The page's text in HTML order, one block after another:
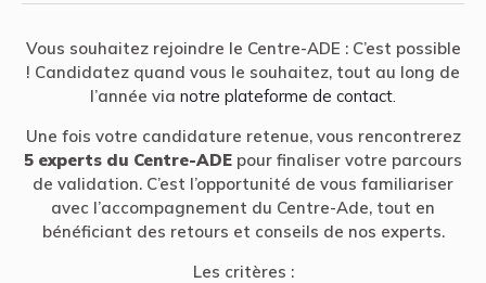
Vous souhaitez rejoindre le Centre-ADE : C’est possible
! Candidatez quand vous le souhaitez, tout au long de
l’année via notre plateforme de contact.
Une fois votre candidature retenue, vous rencontrerez
5 experts du Centre-ADE pour finaliser votre parcours
de validation. C’est l’opportunité de vous familiariser
avec l’accompagnement du Centre-Ade, tout en
bénéficiant des retours et conseils de nos experts.
Les critères :